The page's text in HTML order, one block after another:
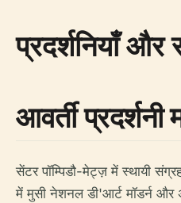
प्रदर्शनियाँ और
आवर्ती प्रदर्शनी
सेंटर पॉम्पिडौ-मेट्ज़ में स्थायी
में मुसी नेशनल डी'आर्ट मॉडर्न और